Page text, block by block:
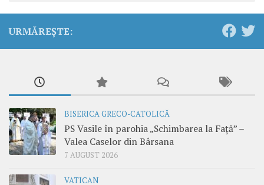
URMĂREȘTE:
BISERICA GRECO-CATOLICĂ
PS Vasile în parohia „Schimbarea la Față” –
Valea Caselor din Bârsana
7 AUGUST 2026
VATICAN